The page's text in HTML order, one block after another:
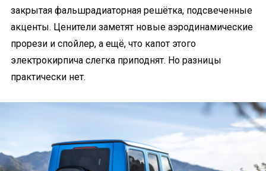
закрытая фальшрадиаторная решётка, подсвеченные
акценты. Ценители заметят новые аэродинамические
прорези и спойлер, а ещё, что капот этого
электрокирпича слегка приподнят. Но разницы
практически нет.